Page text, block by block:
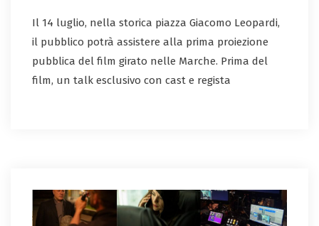
Il 14 luglio, nella storica piazza Giacomo Leopardi,
il pubblico potrà assistere alla prima proiezione
pubblica del film girato nelle Marche. Prima del
film, un talk esclusivo con cast e regista